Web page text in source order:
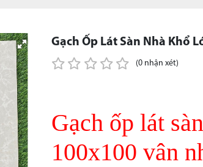
Gạch Ốp Lát Sàn Nhà Khổ
(0 nhận xét)
Gạch ốp lát
100x100 vân